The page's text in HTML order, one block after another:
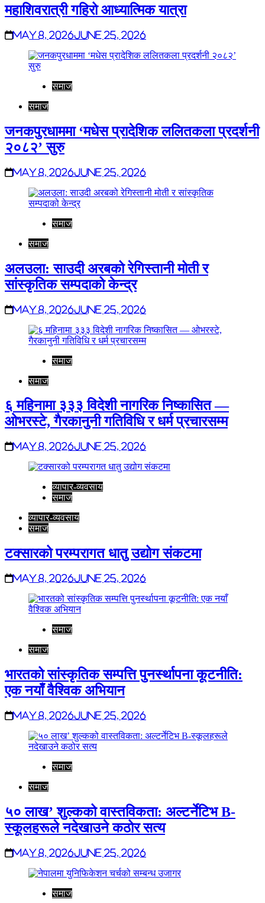
महाशिवरात्री गहिरो आध्यात्मिक यात्रा
May 8, 2026June 25, 2026
समाज
समाज
जनकपुरधाममा ‘मधेस प्रादेशिक ललितकला प्रदर्शनी
२०८२’ सुरु
May 8, 2026June 25, 2026
समाज
समाज
अलउला: साउदी अरबको रेगिस्तानी मोती र
सांस्कृतिक सम्पदाको केन्द्र
May 8, 2026June 25, 2026
समाज
समाज
६ महिनामा ३३३ विदेशी नागरिक निष्कासित —
ओभरस्टे, गैरकानुनी गतिविधि र धर्म प्रचारसम्म
May 8, 2026June 25, 2026
व्यापार-व्यवसाय
समाज
व्यापार-व्यवसाय
समाज
टक्सारको परम्परागत धातु उद्योग संकटमा
May 8, 2026June 25, 2026
समाज
समाज
भारतको सांस्कृतिक सम्पत्ति पुनर्स्थापना कूटनीति:
एक नयाँ वैश्विक अभियान
May 8, 2026June 25, 2026
समाज
समाज
५० लाख’ शुल्कको वास्तविकता: अल्टर्नेटिभ B-
स्कूलहरूले नदेखाउने कठोर सत्य
May 8, 2026June 25, 2026
समाज